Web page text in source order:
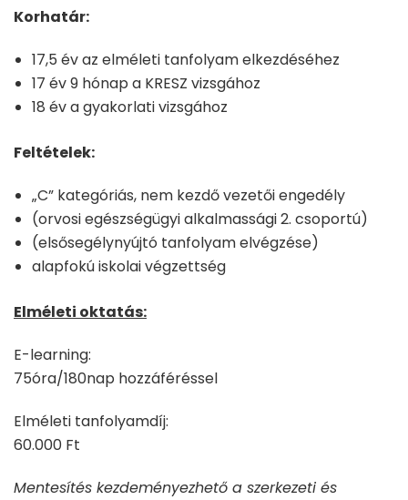
Korhatár:
17,5 év az elméleti tanfolyam elkezdéséhez
17 év 9 hónap a KRESZ vizsgához
18 év a gyakorlati vizsgához
Feltételek:
„C” kategóriás, nem kezdő vezetői engedély
(orvosi egészségügyi alkalmassági 2. csoportú)
(elsősegélynyújtó tanfolyam elvégzése)
alapfokú iskolai végzettség
Elméleti oktatás:
E-learning:
75óra/180nap hozzáféréssel
Elméleti tanfolyamdíj:
60.000 Ft
Mentesítés kezdeményezhető a szerkezeti és